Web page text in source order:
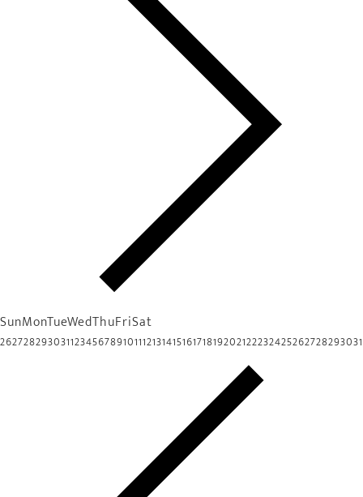
SunMonTueWedThuFriSat
26272829303112345678910111213141516171819202122232425262728293031